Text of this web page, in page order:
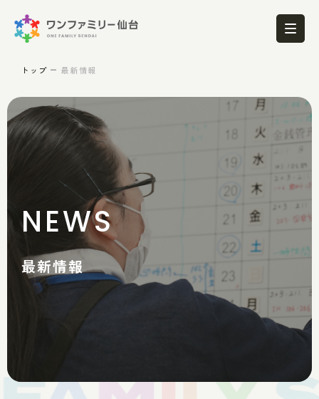
トップ 最新情報
NEWS
最新情報